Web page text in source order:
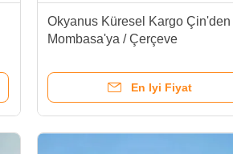
Okyanus Küresel Kargo Çin'den
Mombasa'ya / Çerçeve
kargo Nakliye 40FR 40OT 40FQ
En Iyi Fiyat